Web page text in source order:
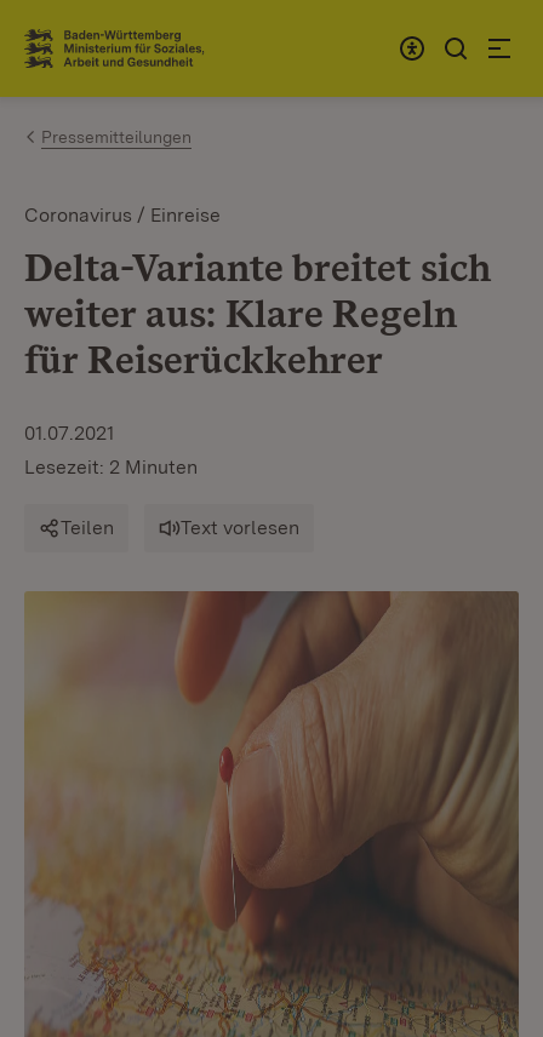
Zum Inhalt springen
Link zur Startseite
Pressemitteilungen
Coronavirus / Einreise
Delta-Variante breitet sich
weiter aus: Klare Regeln
für Reiserückkehrer
01.07.2021
Lesezeit: 2 Minuten
Teilen Text vorlesen